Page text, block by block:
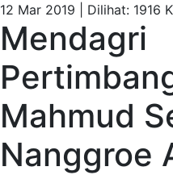
12 Mar 2019 | Dilihat: 1916
Mendagri
Mahmud
Nanggroe